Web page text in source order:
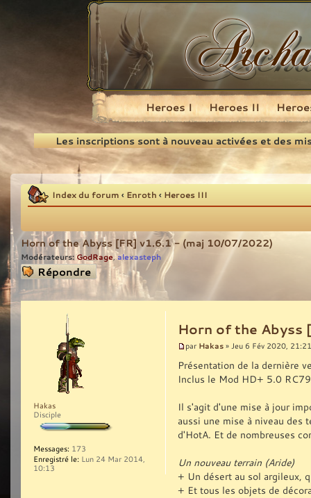
Recherche
Heroes I Heroes II
Les inscriptions sont à nouveau activées et des
Index du forum ‹ Enroth ‹ Heroes III
Horn of the Abyss [FR] v1.6.1 - (maj 10/07/2022)
Modérateurs: GodRage,alexasteph
Répondre
Horn of the
par Hakas » Jeu 6 Fév 2020, 21:21
Présentation de la dernière
Inclus le Mod HD+ 5.0 RC79
Il s'agit d'une mise à jour
aussi une mise à niveau des
d'HotA. Et de nombreuses
Un nouveau terrain (Aride)
+ Un désert au sol argileux,
+ Et tous les objets de
Hakas
Disciple
Messages: 173
Enregistré le: Lun 24 Mar 2014,
10:13